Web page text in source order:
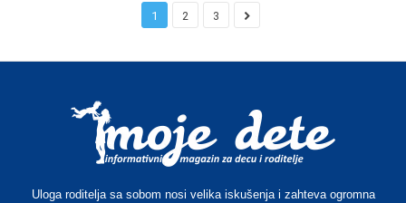
1 2 3
Uloga roditelja sa sobom nosi velika iskušenja i zahteva ogromna